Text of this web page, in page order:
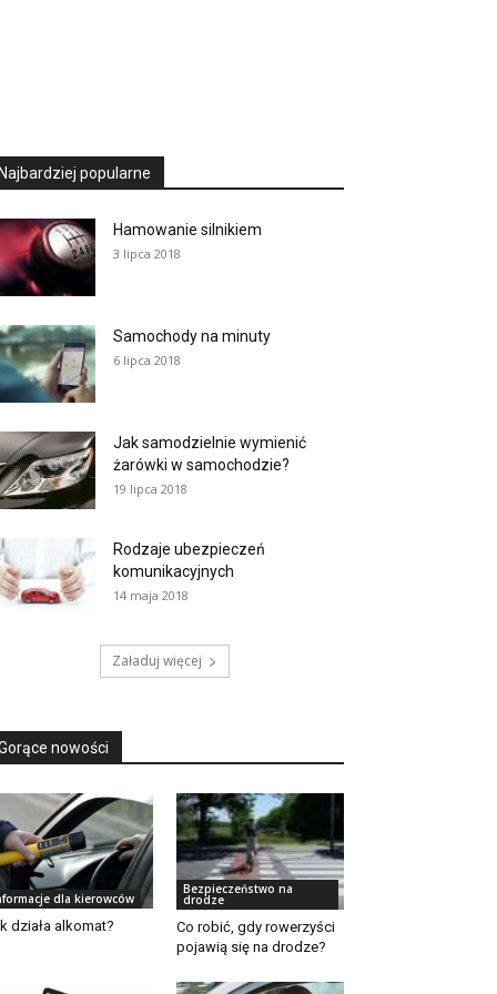
popularne
Hamowanie silnikiem
3 lipca 2018
Samochody na minuty
6 lipca 2018
Jak samodzielnie wymienić
żarówki w samochodzie?
19 lipca 2018
Rodzaje ubezpieczeń
komunikacyjnych
14 maja 2018
Załaduj więcej
nowości
dla kierowców
działa alkomat?
Bezpieczeństwo na
drodze
Co robić, gdy rowerzyści
pojawią się na drodze?